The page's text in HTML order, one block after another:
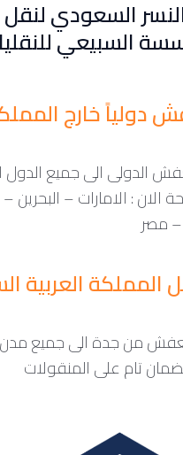
السعودي
السبيعي
دولياً خارج
الدولى الى جميع الدول
الان : الامارات –
– مصر
العربية
من جدة الى جميع